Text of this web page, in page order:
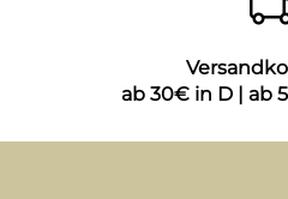
ab 30€ in D | ab